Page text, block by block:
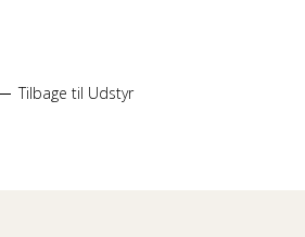
Tilbage til Udstyr